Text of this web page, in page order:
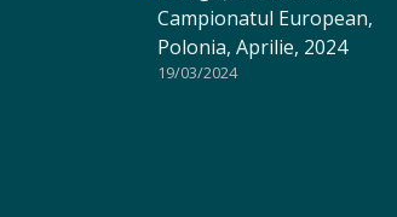
Campionatul European,
Polonia, Aprilie, 2024
19/03/2024